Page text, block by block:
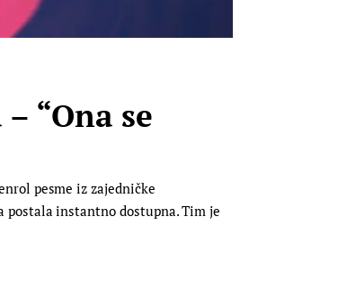
“Ona se
pesme iz zajedničke
postala instantno dostupna. Tim je